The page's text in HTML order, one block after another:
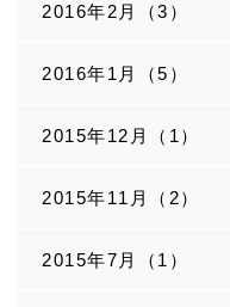
2016年2月（3）
2016年1月（5）
2015年12月（1）
2015年11月（2）
2015年7月（1）